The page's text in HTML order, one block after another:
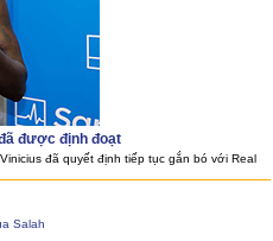
được định đoạt
đã quyết định tiếp tục gắn bó với Real
Salah